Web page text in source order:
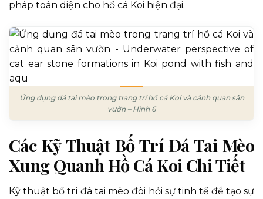
pháp toàn diện cho hồ cá Koi hiện đại.
Ứng dụng đá tai mèo trong trang trí hồ cá Koi và cảnh quan sân
vườn – Hình 6
Các Kỹ Thuật Bố Trí Đá Tai Mèo
Xung Quanh Hồ Cá Koi Chi Tiết
Kỹ thuật bố trí đá tai mèo đòi hỏi sự tinh tế để tạo sự